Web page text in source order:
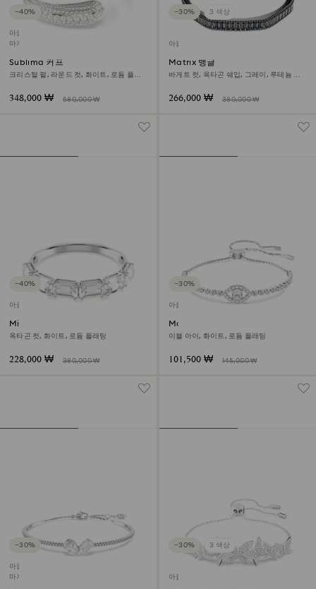
−40%
아울렛
마지막 구입 기회
Sublima 커프
크리스털 펄, 라운드 컷, 화이트, 로듐 플래
348,000 ₩ 580,000 ₩
−30% 3 색상
아울렛
Matrix 뱅글
바게트 컷, 옥타곤 쉐입, 그레이, 루테늄 플
266,000 ₩ 380,000 ₩
−40%
아울렛
Millenia 뱅글
옥타곤 컷, 화이트, 로듐 플래팅
228,000 ₩ 380,000 ₩
−30%
아울렛
Matrix 브레이슬릿
이블 아이, 화이트, 로듐 플래팅
101,500 ₩ 145,000 ₩
−30%
아울렛
마지막 구입 기회
−30% 3 색상
아울렛